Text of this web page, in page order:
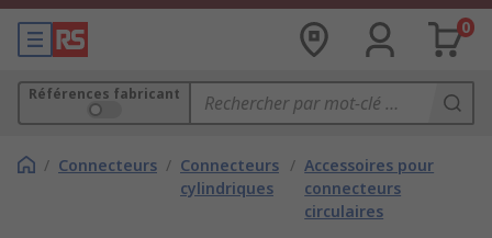
0
Références fabricant
/ Connecteurs / Connecteurs
cylindriques
/ Accessoires pour
connecteurs
circulaires